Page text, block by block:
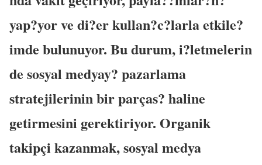
yap?yor ve di?er kullan?c?larla etkile?
imde bulunuyor. Bu durum, i?letmelerin
de sosyal medyay? pazarlama
stratejilerinin bir parças? haline
getirmesini gerektiriyor. Organik
takipçi kazanmak, sosyal medya